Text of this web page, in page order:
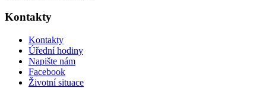
Kontakty
Kontakty
Úřední hodiny
Napište nám
Facebook
Životní situace